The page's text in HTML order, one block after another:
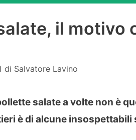
il motivo
di Salvatore Lavino
salate a volte non è
è di alcune insospettabili